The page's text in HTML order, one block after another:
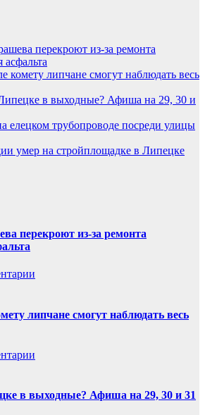
перекроют из-за ремонта
комету липчане смогут наблюдать весь
в выходные? Афиша на 29, 30 и
елецком трубопроводе посреди улицы
умер на стройплощадке в Липецке
перекроют из-за ремонта
липчане смогут наблюдать весь
в выходные? Афиша на 29, 30 и 31